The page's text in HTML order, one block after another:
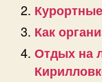
Как
Отдых на